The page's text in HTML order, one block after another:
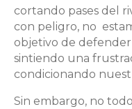
cortando pases del
con peligro, no
objetivo de
sintiendo una
condicionando
Sin embargo, no